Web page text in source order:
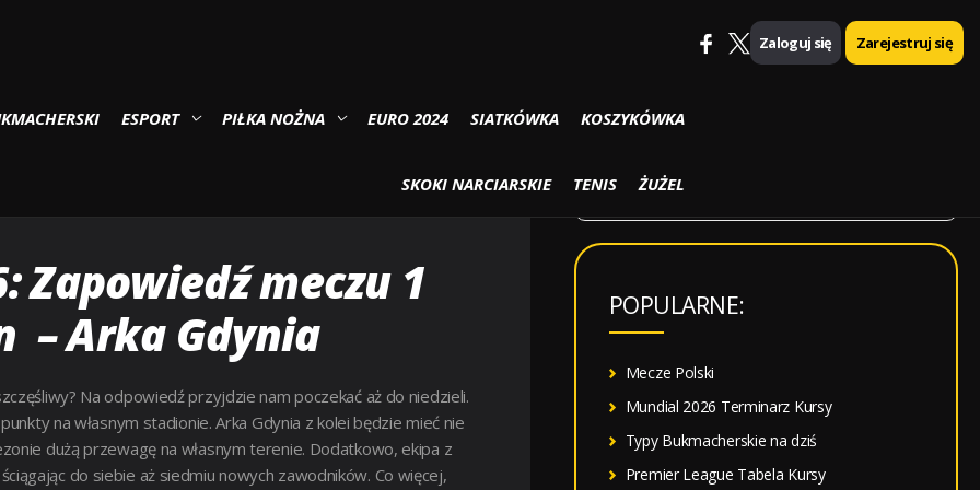
ESPORT PIŁKA NOŻNA EURO 2024 SIATKÓWKA KOSZYKÓWKA
SKOKI NARCIARSKIE TENIS ŻUŻEL
Zaloguj się Zarejestruj się
26: MOTOR LUBLIN – ARKA
Zapowiedź meczu 1
– Arka Gdynia
Na odpowiedź przyjdzie nam poczekać aż do niedzieli.
na własnym stadionie. Arka Gdynia z kolei będzie mieć nie
dużą przewagę na własnym terenie. Dodatkowo, ekipa z
do siebie aż siedmiu nowych zawodników. Co więcej,
SZUKAJ
k
POPULARNE:
Mecze Polski
Mundial 2026 Terminarz Kursy
Typy Bukmacherskie na dziś
Premier League Tabela Kursy